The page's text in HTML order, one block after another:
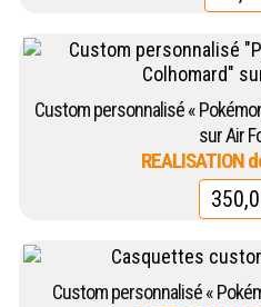
Custom personnalisé «
sur Air
Custom personnalisé «